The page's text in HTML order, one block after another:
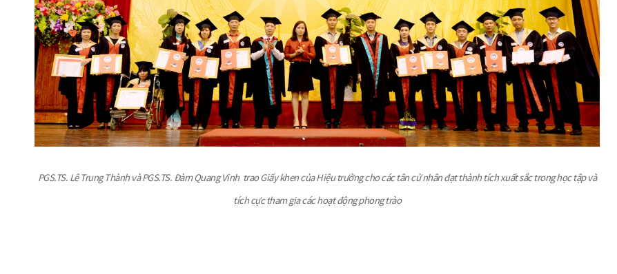
PGS.TS. Lê Trung Thành và PGS.TS. Đàm Quang Vinh trao Giấy khen của Hiệu trưởng cho các tân cử nhân đạt thành tích xuất sắc trong học tập và
tích cực tham gia các hoạt động phong trào